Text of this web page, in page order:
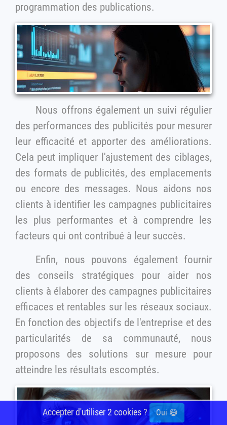
programmation des publications.
Nous offrons également un suivi régulier
des performances des publicités pour mesurer
leur efficacité et apporter des améliorations.
Cela peut impliquer l'ajustement des ciblages,
des formats de publicités, des emplacements
ou encore des messages. Nous aidons nos
clients à identifier les campagnes publicitaires
les plus performantes et à comprendre les
facteurs qui ont contribué à leur succès.
Enfin, nous pouvons également fournir
des conseils stratégiques pour aider nos
clients à élaborer des campagnes publicitaires
efficaces et rentables sur les réseaux sociaux.
En fonction des objectifs de l'entreprise et des
particularités de sa communauté, nous
proposons des solutions sur mesure pour
atteindre les résultats escomptés.
Accepter d'utiliser 2 cookies ? Oui 😄